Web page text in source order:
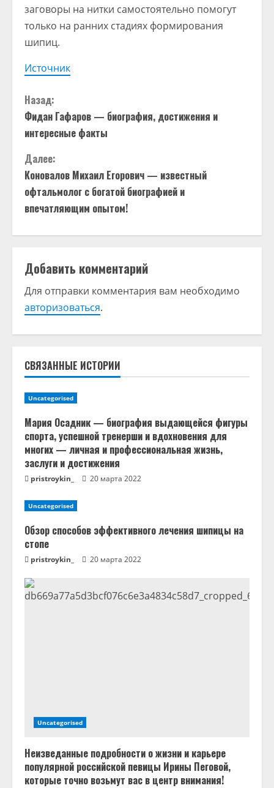
заговоры на нитки самостоятельно помогут
только на ранних стадиях формирования
шипиц.
Источник
П
р
о
д
о
л
ж
и
т
ь
ч
т
е
н
и
е
Назад:
Фидан Гафаров — биография, достижения и
интересные факты
Далее:
Коновалов Михаил Егорович — известный
офтальмолог с богатой биографией и
впечатляющим опытом!
Добавить комментарий
Для отправки комментария вам необходимо
авторизоваться.
СВЯЗАННЫЕ ИСТОРИИ
Uncategorised
Мария Осадник — биография выдающейся фигуры
спорта, успешной тренерши и вдохновения для
многих — личная и профессиональная жизнь,
заслуги и достижения
pristroykin_ 20 марта 2022
Uncategorised
Обзор способов эффективного лечения шипицы на
стопе
pristroykin_ 20 марта 2022
Uncategorised
Неизведанные подробности о жизни и карьере
популярной российской певицы Ирины Пеговой,
которые точно возьмут вас в центр внимания!